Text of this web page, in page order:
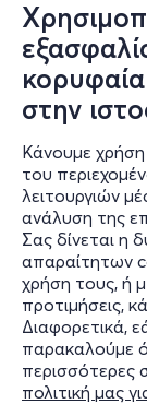
στην
Κάνουμε
του
λειτουργιών
ανάλυση της
Σας δίνεται η
απαραίτητων
χρήση τους, ή
προτιμήσεις,
Διαφορετικά,
παρακαλούμε
περισσότερες
πολιτική μας